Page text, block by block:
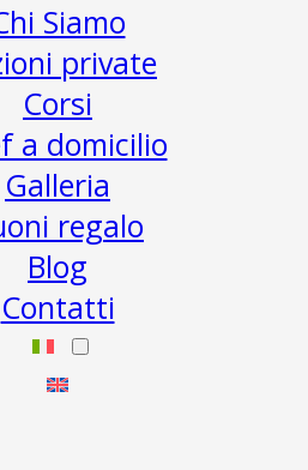
Siamo
private
Corsi
a domicilio
Galleria
regalo
Blog
Contatti